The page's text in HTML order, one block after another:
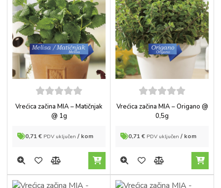
out of
5
Vrećica začina MIA – Matičnjak
@ 1g
0,71€ PDV uključen / kom
out of
5
Vrećica začina MIA – Origano @
0,5g
0,71€ PDV uključen / kom